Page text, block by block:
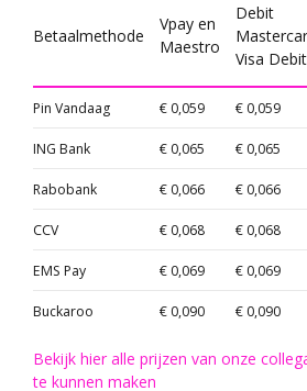
Betaalmethode
Vpay en
Maestro
Debit
Visa Debit
Pin Vandaag € 0,059 € 0,059
ING Bank € 0,065 € 0,065
Rabobank € 0,066 € 0,066
CCV € 0,068 € 0,068
EMS Pay € 0,069 € 0,069
Buckaroo € 0,090 € 0,090
Bekijk hier alle prijzen van onze
te kunnen maken